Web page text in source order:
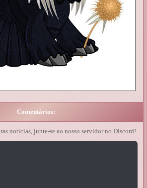
Comentários:
notícias, junte-se ao nosso servidor no Discord!